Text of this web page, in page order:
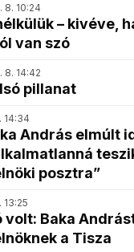
8. 10:24
– kivéve,
van szó
8. 14:42
pillanat
14:34
András elmúlt
posztra”
13:25
Baka
a Tisza